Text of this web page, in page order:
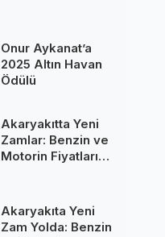
Onur Aykanat’a
2025 Altın Havan
Ödülü
Akaryakıtta Yeni
Zamlar: Benzin ve
Motorin Fiyatları
Akaryakıta Yeni
Zam Yolda: Benzin